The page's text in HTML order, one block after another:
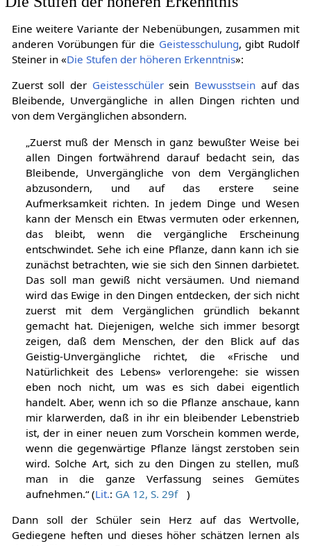
Eine weitere Variante der Nebenübungen, zusammen mit
anderen Vorübungen für die Geistesschulung, gibt Rudolf
Steiner in «Die Stufen der höheren Erkenntnis»:
Zuerst soll der Geistesschülersein Bewusstseinauf das
Bleibende, Unvergängliche in allen Dingen richten und
von dem Vergänglichen absondern.
„Zuerst muß der Mensch in ganz bewußter Weise bei
allen Dingen fortwährend darauf bedacht sein, das
Bleibende, Unvergängliche von dem Vergänglichen
abzusondern, und auf das erstere seine
Aufmerksamkeit richten. In jedem Dinge und Wesen
kann der Mensch ein Etwas vermuten oder erkennen,
das bleibt, wenn die vergängliche Erscheinung
entschwindet. Sehe ich eine Pflanze, dann kann ich sie
zunächst betrachten, wie sie sich den Sinnen darbietet.
Das soll man gewiß nicht versäumen. Und niemand
wird das Ewige in den Dingen entdecken, der sich nicht
zuerst mit dem Vergänglichen gründlich bekannt
gemacht hat. Diejenigen, welche sich immer besorgt
zeigen, daß dem Menschen, der den Blick auf das
Geistig-Unvergängliche richtet, die «Frische und
Natürlichkeit des Lebens» verlorengehe: sie wissen
eben noch nicht, um was es sich dabei eigentlich
handelt. Aber, wenn ich so die Pflanze anschaue, kann
mir klarwerden, daß in ihr ein bleibender Lebenstrieb
ist, der in einer neuen zum Vorschein kommen werde,
wenn die gegenwärtige Pflanze längst zerstoben sein
wird. Solche Art, sich zu den Dingen zu stellen, muß
man in die ganze Verfassung seines Gemütes
aufnehmen.“ (Lit.: GA 12, S. 29f
)
Dann soll der Schüler sein Herz auf das Wertvolle,
Gediegene heften und dieses höher schätzen lernen als